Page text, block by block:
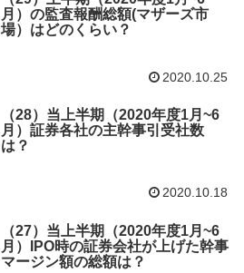
月）の監査報酬総額(マザーズ市
場）はどのくらい？
2020.10.25
（28）当上半期（2020年度1月~6
月）証券各社の主幹事引受社数
は？
2020.10.18
（27）当上半期（2020年度1月~6
月）IPO時の証券会社が上げた幹事
マージン額の総額は？